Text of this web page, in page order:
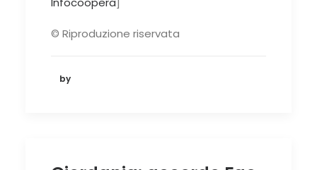
© Riproduzione riservata
by